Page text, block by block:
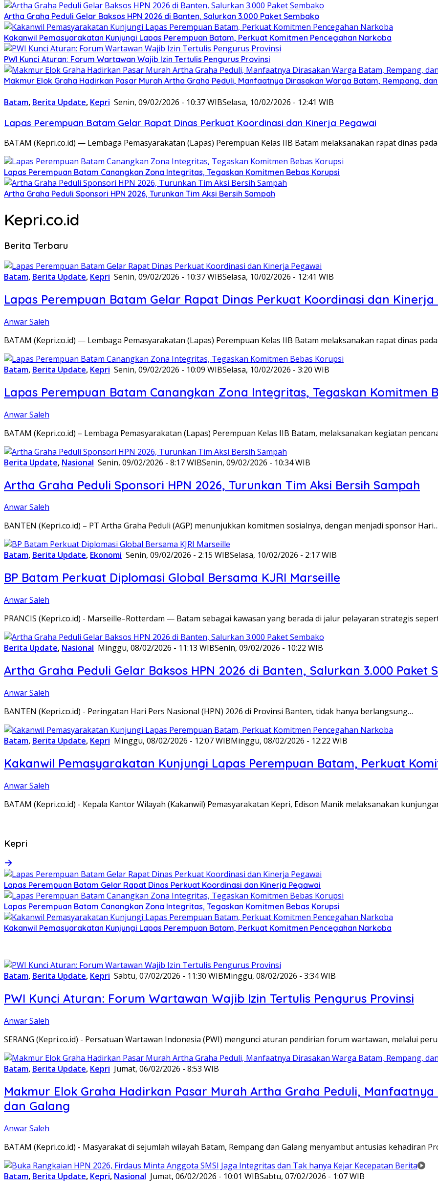
Artha Graha Peduli Gelar Baksos HPN 2026 di Banten, Salurkan 3.000 Paket Sembako
Kakanwil Pemasyarakatan Kunjungi Lapas Perempuan Batam, Perkuat Komitmen Pencegahan Narkoba
PWI Kunci Aturan: Forum Wartawan Wajib Izin Tertulis Pengurus Provinsi
Makmur Elok Graha Hadirkan Pasar Murah Artha Graha Peduli, Manfaatnya Dirasakan Warga Batam, Rempang,
Batam, Berita Update, Kepri Senin, 09/02/2026 - 10:37 WIBSelasa, 10/02/2026 - 12:41 WIB
Lapas Perempuan Batam Gelar Rapat Dinas Perkuat Koordinasi dan Kinerja Pegawai
BATAM (Kepri.co.id) — Lembaga Pemasyarakatan (Lapas) Perempuan Kelas IIB Batam melaksanakan rapat dinas
Lapas Perempuan Batam Canangkan Zona Integritas, Tegaskan Komitmen Bebas Korupsi
Artha Graha Peduli Sponsori HPN 2026, Turunkan Tim Aksi Bersih Sampah
Kepri.co.id
Berita Terbaru
Batam, Berita Update, Kepri Senin, 09/02/2026 - 10:37 WIBSelasa, 10/02/2026 - 12:41 WIB
Lapas Perempuan Batam Gelar Rapat Dinas Perkuat Koordinasi dan Kinerja
Anwar Saleh
BATAM (Kepri.co.id) — Lembaga Pemasyarakatan (Lapas) Perempuan Kelas IIB Batam melaksanakan rapat dinas
Batam, Berita Update, Kepri Senin, 09/02/2026 - 10:09 WIBSelasa, 10/02/2026 - 3:20 WIB
Lapas Perempuan Batam Canangkan Zona Integritas, Tegaskan Komitmen
Anwar Saleh
BATAM (Kepri.co.id) – Lembaga Pemasyarakatan (Lapas) Perempuan Kelas IIB Batam, melaksanakan kegiatan
Berita Update, Nasional Senin, 09/02/2026 - 8:17 WIBSenin, 09/02/2026 - 10:34 WIB
Artha Graha Peduli Sponsori HPN 2026, Turunkan Tim Aksi Bersih Sampah
Anwar Saleh
BANTEN (Kepri.co.id) – PT Artha Graha Peduli (AGP) menunjukkan komitmen sosialnya, dengan menjadi sponsor Hari…
Batam, Berita Update, Ekonomi Senin, 09/02/2026 - 2:15 WIBSelasa, 10/02/2026 - 2:17 WIB
BP Batam Perkuat Diplomasi Global Bersama KJRI Marseille
Anwar Saleh
PRANCIS (Kepri.co.id) - Marseille–Rotterdam — Batam sebagai kawasan yang berada di jalur pelayaran strategis
Berita Update, Nasional Minggu, 08/02/2026 - 11:13 WIBSenin, 09/02/2026 - 10:22 WIB
Artha Graha Peduli Gelar Baksos HPN 2026 di Banten, Salurkan 3.000 Paket
Anwar Saleh
BANTEN (Kepri.co.id) - Peringatan Hari Pers Nasional (HPN) 2026 di Provinsi Banten, tidak hanya berlangsung…
Batam, Berita Update, Kepri Minggu, 08/02/2026 - 12:07 WIBMinggu, 08/02/2026 - 12:22 WIB
Kakanwil Pemasyarakatan Kunjungi Lapas Perempuan Batam, Perkuat
Anwar Saleh
BATAM (Kepri.co.id) - Kepala Kantor Wilayah (Kakanwil) Pemasyarakatan Kepri, Edison Manik melaksanakan
Kepri
Lapas Perempuan Batam Gelar Rapat Dinas Perkuat Koordinasi dan Kinerja Pegawai
Lapas Perempuan Batam Canangkan Zona Integritas, Tegaskan Komitmen Bebas Korupsi
Kakanwil Pemasyarakatan Kunjungi Lapas Perempuan Batam, Perkuat Komitmen Pencegahan Narkoba
Batam, Berita Update, Kepri Sabtu, 07/02/2026 - 11:30 WIBMinggu, 08/02/2026 - 3:34 WIB
PWI Kunci Aturan: Forum Wartawan Wajib Izin Tertulis Pengurus Provinsi
Anwar Saleh
SERANG (Kepri.co.id) - Persatuan Wartawan Indonesia (PWI) mengunci aturan pendirian forum wartawan, melalui
Batam, Berita Update, Kepri Jumat, 06/02/2026 - 8:53 WIB
Makmur Elok Graha Hadirkan Pasar Murah Artha Graha Peduli,
dan Galang
Anwar Saleh
BATAM (Kepri.co.id) - Masyarakat di sejumlah wilayah Batam, Rempang dan Galang menyambut antusias kehadiran
Batam, Berita Update, Kepri, Nasional Jumat, 06/02/2026 - 10:01 WIBSabtu, 07/02/2026 - 1:07 WIB